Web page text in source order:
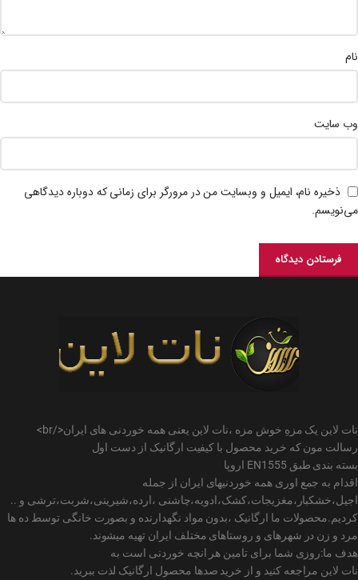
نام
وب‌ سایت
ذخیره نام، ایمیل و وبسایت من در مرورگر برای زمانی که دوباره دیدگاهی
می‌نویسم.
نات لاین یک مزهِ خوش مزه ،نات لاین یعنی همه خوردنی های ایران</br>
رسالت مون که خرید محصول با کیفیت ارگانیک از دست اول
بسته بندی طبق EN1555 اروپا
اقدام به جمع اوری همه خوردنیهای ایران از جمله
اجیل،خشکبار،مغزیجات،کشک،ادویه،چاشنی ،ارده،شیرینی،شربت،ترشی و ..
کردیم.محصولات ما ارگانیک ،بدون مواد نگهدارنده و بصورت خانگی توسط ده ها
مرد و زن در شهرهای و روستاهای مختلف ایران تهیه میشوند.
هدف ما:روزی شما برای تامین هر انچه خوردنی است به
نات لاین مراجعه کنید و از خرید صدها محصول ارگانیک لذت ببرید.